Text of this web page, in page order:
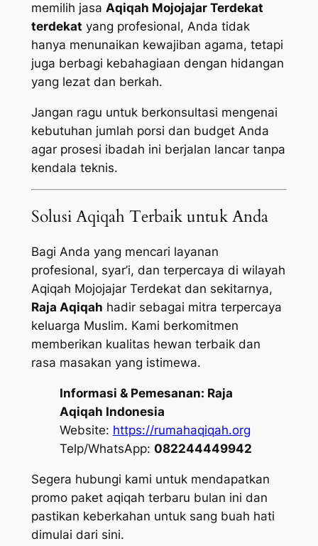
memilih jasa Aqiqah Mojojajar Terdekat
terdekat yang profesional, Anda tidak
hanya menunaikan kewajiban agama, tetapi
juga berbagi kebahagiaan dengan hidangan
yang lezat dan berkah.
Jangan ragu untuk berkonsultasi mengenai
kebutuhan jumlah porsi dan budget Anda
agar prosesi ibadah ini berjalan lancar tanpa
kendala teknis.
Solusi Aqiqah Terbaik untuk Anda
Bagi Anda yang mencari layanan
profesional, syar’i, dan terpercaya di wilayah
Aqiqah Mojojajar Terdekat dan sekitarnya,
Raja Aqiqah hadir sebagai mitra terpercaya
keluarga Muslim. Kami berkomitmen
memberikan kualitas hewan terbaik dan
rasa masakan yang istimewa.
Informasi & Pemesanan: Raja
Aqiqah Indonesia
Website: https://rumahaqiqah.org
Telp/WhatsApp: 082244449942
Segera hubungi kami untuk mendapatkan
promo paket aqiqah terbaru bulan ini dan
pastikan keberkahan untuk sang buah hati
dimulai dari sini.